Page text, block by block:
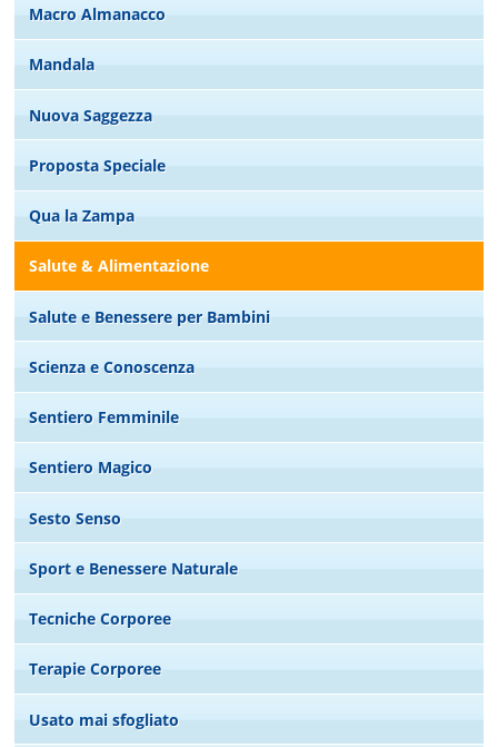
Macro Almanacco
Mandala
Nuova Saggezza
Proposta Speciale
Qua la Zampa
Salute & Alimentazione
Salute e Benessere per Bambini
Scienza e Conoscenza
Sentiero Femminile
Sentiero Magico
Sesto Senso
Sport e Benessere Naturale
Tecniche Corporee
Terapie Corporee
Usato mai sfogliato